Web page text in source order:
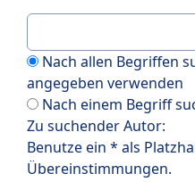
Nach allen Begriffen
angegeben verwenden
Nach einem Begriff
Zu suchender Autor:
Benutze ein * als
Übereinstimmungen.